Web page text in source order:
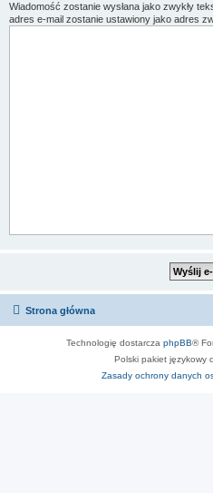
Wiadomość zostanie wysłana jako zwykły
adres e-mail zostanie ustawiony jako adres
Strona główna
Technologię dostarcza phpBB®
Polski pakiet językowy
Zasady ochrony danych